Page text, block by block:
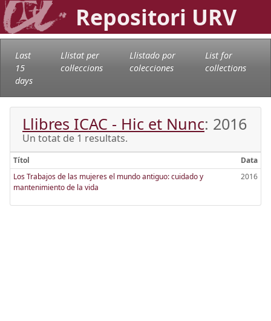
Repositori URV
Last
15
days
Llistat per
col·leccions
Llistado por
colecciones
List for
collections
Llibres ICAC - Hic et Nunc: 2016
Un totat de 1 resultats.
Títol
Data
Los Trabajos de las mujeres el mundo antiguo: cuidado y
mantenimiento de la vida
2016